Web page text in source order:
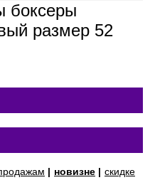
боксеры
размер 52
| новизне | скидке